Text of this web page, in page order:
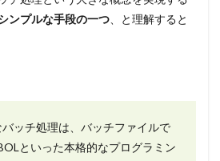
ンプルな手段の一つ 、と理解すると
ッチ処理は、バッチファイルで
といった本格的なプログラミン